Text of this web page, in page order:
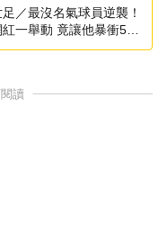
／最沒名氣球員逆襲！
一舉動 竟讓他暴衝500
萬粉
讀